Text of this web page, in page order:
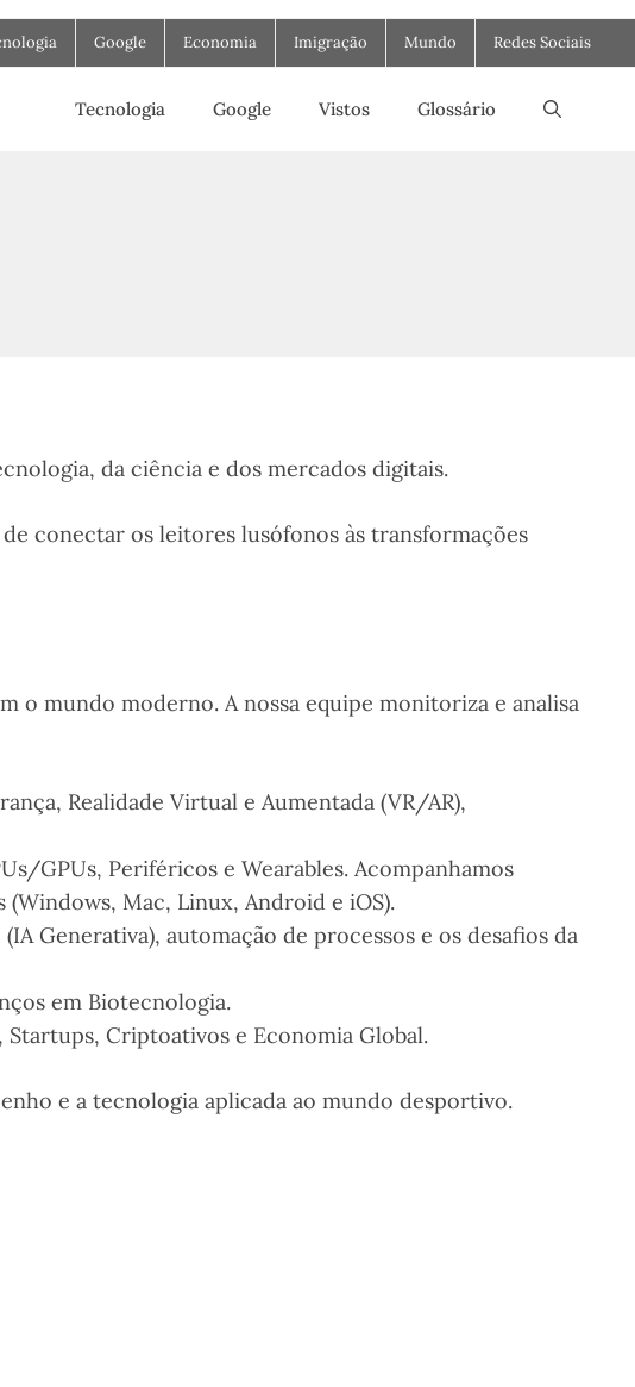
Google Economia Imigração Mundo Redes Sociais
Tecnologia Google Vistos Glossário
da ciência e dos mercados digitais.
conectar os leitores lusófonos às transformações
o mundo moderno. A nossa equipe monitoriza e analisa
Realidade Virtual e Aumentada (VR/AR),
GPUs, Periféricos e Wearables. Acompanhamos
(Windows, Mac, Linux, Android e iOS).
Generativa), automação de processos e os desafios da
em Biotecnologia.
Criptoativos e Economia Global.
e a tecnologia aplicada ao mundo desportivo.